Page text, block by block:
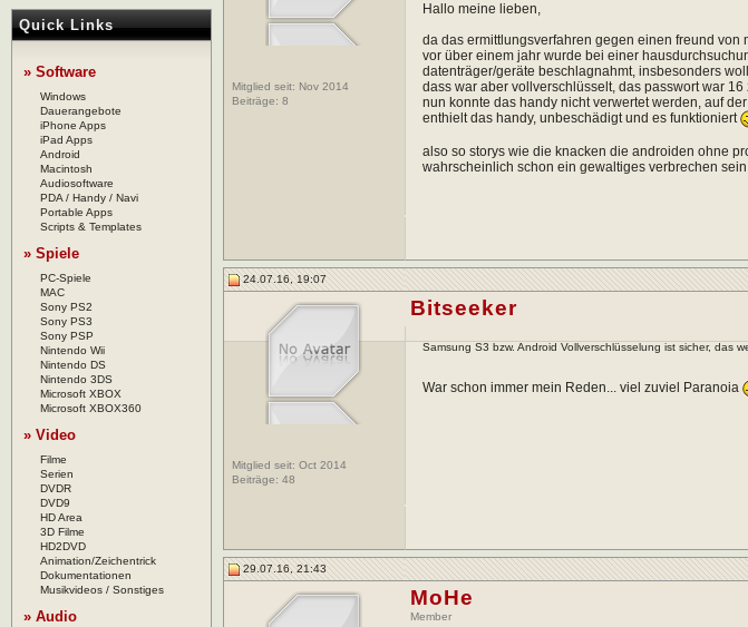
Quick Links
» Software
Windows
Dauerangebote
iPhone Apps
iPad Apps
Android
Macintosh
Audiosoftware
PDA / Handy / Navi
Portable Apps
Scripts & Templates
» Spiele
PC-Spiele
MAC
Sony PS2
Sony PS3
Sony PSP
Nintendo Wii
Nintendo DS
Nintendo 3DS
Microsoft XBOX
Microsoft XBOX360
» Video
Filme
Serien
DVDR
DVD9
HD Area
3D Filme
HD2DVD
Animation/Zeichentrick
Dokumentationen
Musikvideos / Sonstiges
» Audio
Mitglied seit: Nov 2014
Beiträge: 8
Hallo meine lieben,
da das ermittlungsverfahren gegen einen freund von
vor über einem jahr wurde bei einer
datenträger/geräte beschlagnahmt, insbesonders
dass war aber vollverschlüsselt, das passwort war
nun konnte das handy nicht verwertet werden, auf
enthielt das handy, unbeschädigt und es funktioniert
also so storys wie die knacken die androiden ohne
wahrscheinlich schon ein gewaltiges verbrechen
24.07.16, 19:07
Mitglied seit: Oct 2014
Beiträge: 48
Bitseeker
Samsung S3 bzw. Android Vollverschlüsselung ist sicher, das
War schon immer mein Reden... viel zuviel Paranoia
29.07.16, 21:43
MoHe
Member